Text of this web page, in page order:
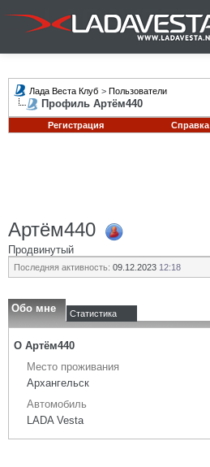
Лада Веста Клуб > Пользователи
Профиль Артём440
Регистрация Справка
Артём440
Продвинутый
Последняя активность: 09.12.2023 12:18
Обо мне Статистика
О Артём440
Место проживания
Архангельск
Автомобиль
LADA Vesta